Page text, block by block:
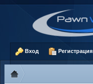
Вход Регистрация